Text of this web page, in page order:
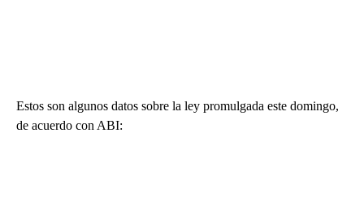
Estos son algunos datos sobre la ley promulgada este domingo,
de acuerdo con ABI: